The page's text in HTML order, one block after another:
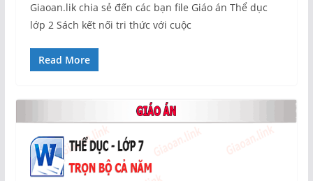
Giaoan.lik chia sẻ đến các bạn file Giáo án Thể dục
lớp 2 Sách kết nối tri thức với cuộc
Read More